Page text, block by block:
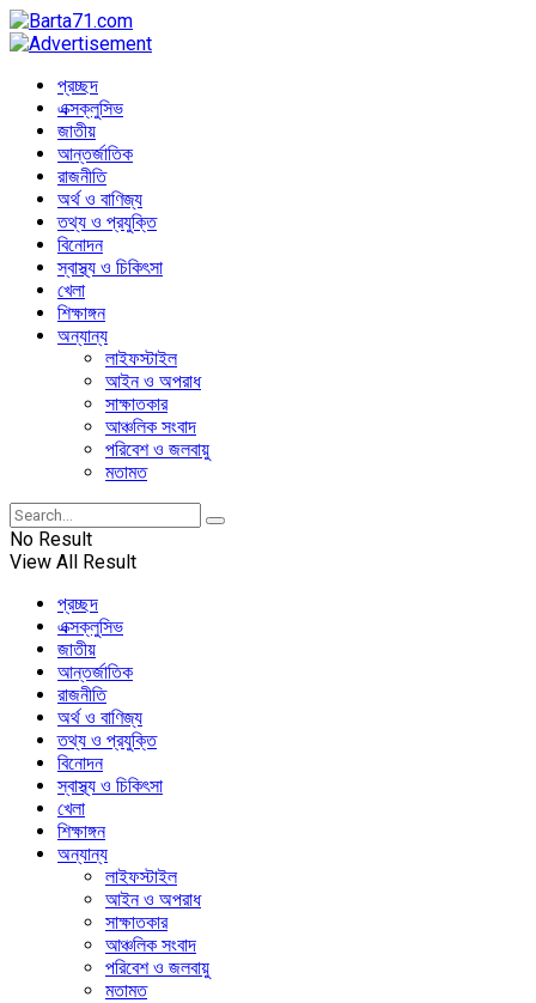
প্রচ্ছদ
এক্সক্লুসিভ
জাতীয়
আন্তর্জাতিক
রাজনীতি
অর্থ ও বাণিজ্য
তথ্য ও প্রযুক্তি
বিনোদন
স্বাস্থ্য ও চিকিৎসা
খেলা
শিক্ষাঙ্গন
অন্যান্য
লাইফস্টাইল
আইন ও অপরাধ
সাক্ষাতকার
আঞ্চলিক সংবাদ
পরিবেশ ও জলবায়ু
মতামত
No Result
View All Result
প্রচ্ছদ
এক্সক্লুসিভ
জাতীয়
আন্তর্জাতিক
রাজনীতি
অর্থ ও বাণিজ্য
তথ্য ও প্রযুক্তি
বিনোদন
স্বাস্থ্য ও চিকিৎসা
খেলা
শিক্ষাঙ্গন
অন্যান্য
লাইফস্টাইল
আইন ও অপরাধ
সাক্ষাতকার
আঞ্চলিক সংবাদ
পরিবেশ ও জলবায়ু
মতামত